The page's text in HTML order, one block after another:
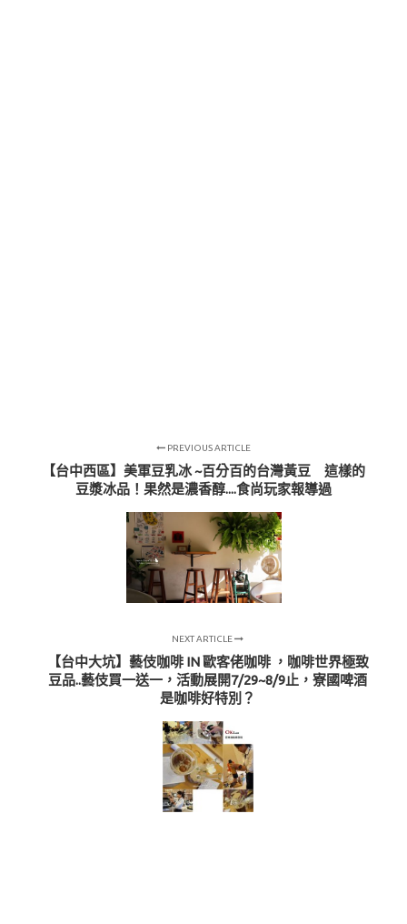
PREVIOUS ARTICLE
【台中西區】美軍豆乳冰 ~百分百的台灣黃豆 這樣的
豆漿冰品！果然是濃香醇....食尚玩家報導過
NEXT ARTICLE
【台中大坑】藝伎咖啡 IN 歐客佬咖啡 ，咖啡世界極致
豆品..藝伎買一送一，活動展開7/29~8/9止，寮國啤酒
是咖啡好特別？